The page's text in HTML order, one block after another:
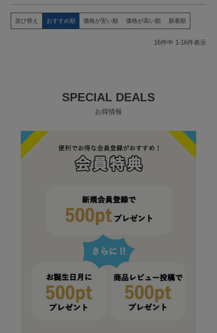
並び替え おすすめ順 価格が安い順 価格が高い順 新着順
16件中 1-16件表示
SPECIAL DEALS
お得情報